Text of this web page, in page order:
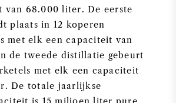
van 68.000 liter. De eerste
plaats in 12 koperen
met elk een capaciteit van
de tweede distillatie gebeurt
met elk een capaciteit
De totale jaarlijkse